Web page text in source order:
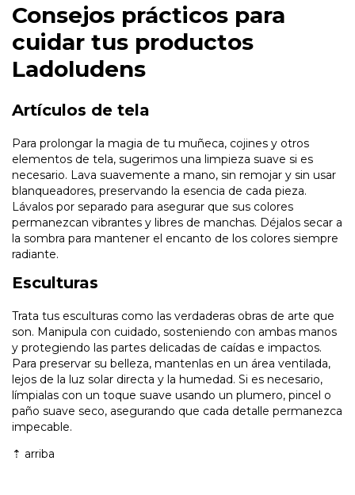
Consejos prácticos para
cuidar tus productos
Ladoludens
Artículos de tela
Para prolongar la magia de tu muñeca, cojines y otros
elementos de tela, sugerimos una limpieza suave si es
necesario. Lava suavemente a mano, sin remojar y sin usar
blanqueadores, preservando la esencia de cada pieza.
Lávalos por separado para asegurar que sus colores
permanezcan vibrantes y libres de manchas. Déjalos secar a
la sombra para mantener el encanto de los colores siempre
radiante.
Esculturas
Trata tus esculturas como las verdaderas obras de arte que
son. Manipula con cuidado, sosteniendo con ambas manos
y protegiendo las partes delicadas de caídas e impactos.
Para preservar su belleza, mantenlas en un área ventilada,
lejos de la luz solar directa y la humedad. Si es necesario,
límpialas con un toque suave usando un plumero, pincel o
paño suave seco, asegurando que cada detalle permanezca
impecable.
⇡ arriba